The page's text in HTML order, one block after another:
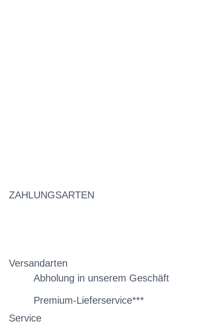
ZAHLUNGSARTEN
Versandarten
Abholung in unserem Geschäft
Premium-Lieferservice***
Service